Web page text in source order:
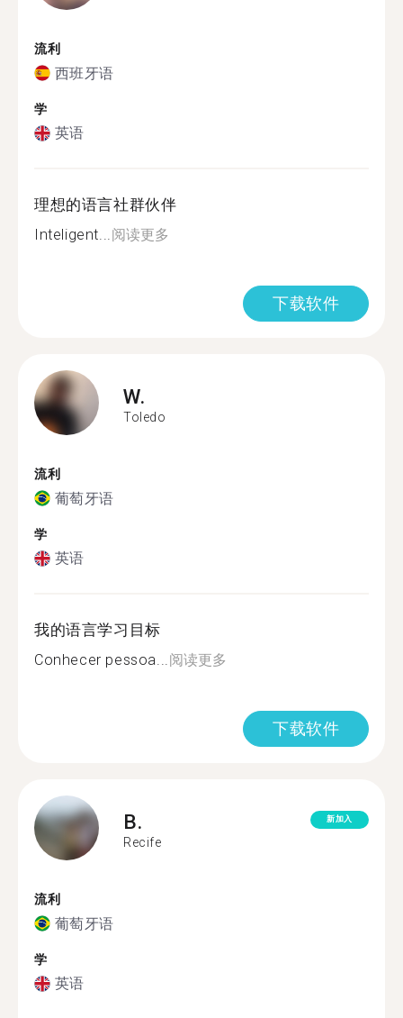
流利
西班牙语
学
英语
理想的语言社群伙伴
Inteligent...阅读更多
下载软件
W.
Toledo
流利
葡萄牙语
学
英语
我的语言学习目标
Conhecer pessoa...阅读更多
下载软件
B.
Recife
新加入
流利
葡萄牙语
学
英语